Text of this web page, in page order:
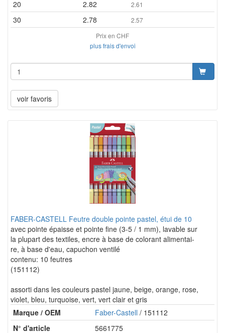
20 2.82 2.61
30 2.78
2.57
Prix en CHF
plus frais d'envoi
voir favoris
FABER-CASTELL Feutre double pointe pastel, étui de 10
avec pointe épaisse et pointe fine (3-5 / 1 mm), lavable sur
la plupart des textiles, encre à base de colorant alimentai-
re, à base d'eau, capuchon ventilé
contenu: 10 feutres
(151112)
assorti dans les couleurs pastel jaune, beige, orange, rose,
violet, bleu, turquoise, vert, vert clair et gris
Marque / OEM
Faber-Castell / 151112
N° d'article
5661775